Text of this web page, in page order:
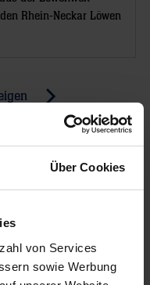
Über Cookies
von Services
sowie Werbung
Rhein-Neckar Löwen
newst